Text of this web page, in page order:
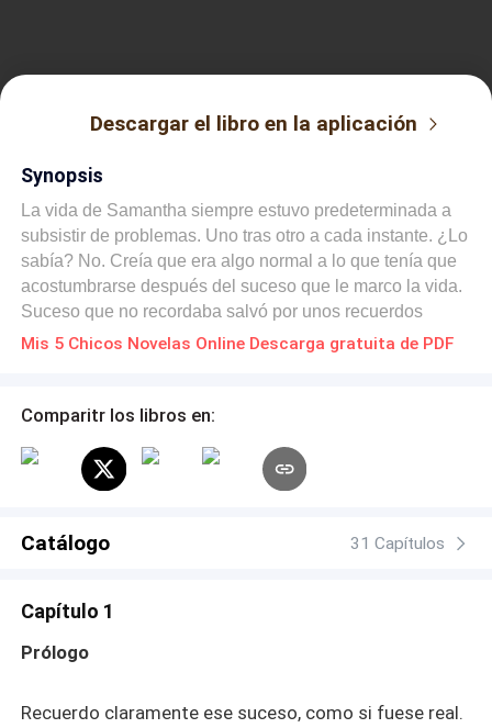
Descargar el libro en la aplicación
Synopsis
La vida de Samantha siempre estuvo predeterminada a
subsistir de problemas. Uno tras otro a cada instante. ¿Lo
sabía? No. Creía que era algo normal a lo que tenía que
acostumbrarse después del suceso que le marco la vida.
Suceso que no recordaba salvó por unos recuerdos
mínimos que cada vez la dejaba más confusa. Cinco
ojos y la ayudaron a salir de todo ese tormento de
que todo estaba bien cuando no era así. Jamás pensó
que ella tendría la culpa de todo. Que su padre y todos
Cinco chicos, una noche, una salida. Y no, no eran sólo
normal somos. ¿Por qué tuvo qué pasar todo eso? Peor
que yo no supiera. Mayo 2021 #1 Thiller #2 Suspenso
Mis 5 Chicos Novelas Online Descarga gratuita de PDF
Comparitr los libros en:
Catálogo 31 Capítulos
Capítulo 1
Prólogo
Recuerdo claramente ese suceso, como si fuese real.